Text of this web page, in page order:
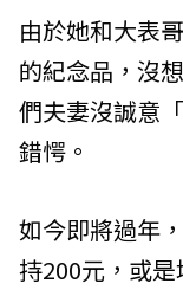
由於她和大表
的紀念品，沒
們夫妻沒誠意
錯愕。
如今即將過年
持200元，或